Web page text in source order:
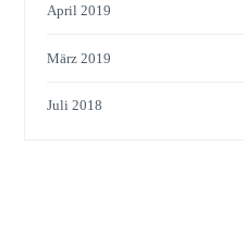
April 2019
März 2019
Juli 2018